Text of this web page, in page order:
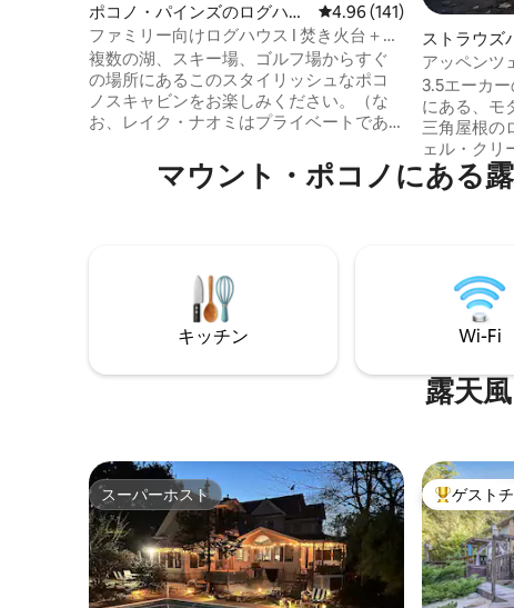
ポコノ・パインズのログハウ
ス
レビュー141件、5つ星中
4.96 (141)
ファミリー向けログハウス I 焚き火台＋露
天風呂・ジャグジー I ポコノス
複数の湖、スキー場、ゴルフ場からすぐ
の場所にあるこのスタイリッシュなポコ
ノスキャビンをお楽しみください。（な
お、レイク・ナオミはプライベートであ
マートテレビ → 安定したWi-Fi 設備の→充
実したキッチン → 露天風呂・ジャグジー
コースまで→3マイル カラハリウォーター
パーク/滝まで→10分 キャメルバックマウ
ンテン・アドベンチャーズまで→20分 短
期宿泊事業許可番号#020578 レンタルの
ストラウズ
アッペンツ
地の良いポ
3.5エーカ
にある、モ
三角屋根の
ェル・クリ
れていま
たりです。
らしいレ
どから数
みながら
り、ジャ
くつろい
お楽しみく
はありませ
マウント・ポコノにある
キッチン Wi-Fi
露天
スーパーホスト
スーパーホスト 大好評の
ゲスト